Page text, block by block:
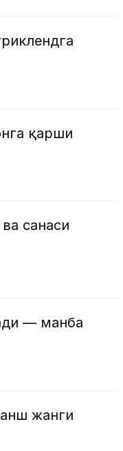
қарши
санаси
— манба
жанги